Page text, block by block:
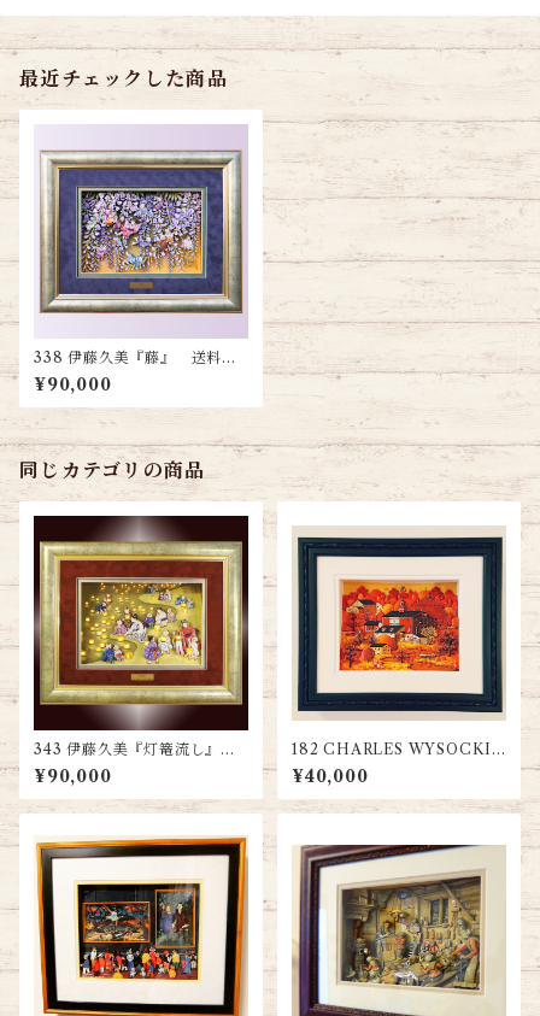
最近チェックした商品
338 伊藤久美『藤』 送料無
料
¥90,000
同じカテゴリの商品
343 伊藤久美『灯篭流し』
送料無料
¥90,000
182 CHARLES WYSOCKI
『秋』 送料無料
¥40,000